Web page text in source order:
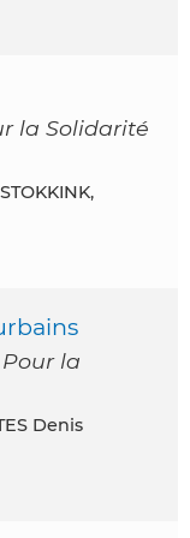
la Solidarité
la